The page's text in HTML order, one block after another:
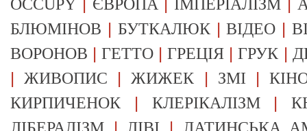
OCCUPY | ЄВРОПА | ІМПЕРІАЛІЗМ |
БЛЮМІНОВ | БУТКАЛЮК|ВІДЕО |
ВОРОНОВ |ГЕТТО |ГРЕЦІЯ |ГРУК |
|ЖИВОПИС |ЖИЖЕК | ЗМІ |
КИРПИЧЕНОК | КЛЕРІКАЛІЗМ|
| |